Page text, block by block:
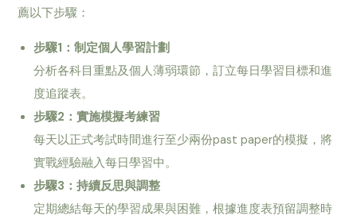
薦以下步驟：
步驟1：制定個人學習計劃
分析各科目重點及個人薄弱環節，訂立每日學習目標和進
度追蹤表。
步驟2：實施模擬考練習
每天以正式考試時間進行至少兩份past paper的模擬，將
實戰經驗融入每日學習中。
步驟3：持續反思與調整
定期總結每天的學習成果與困難，根據進度表預留調整時